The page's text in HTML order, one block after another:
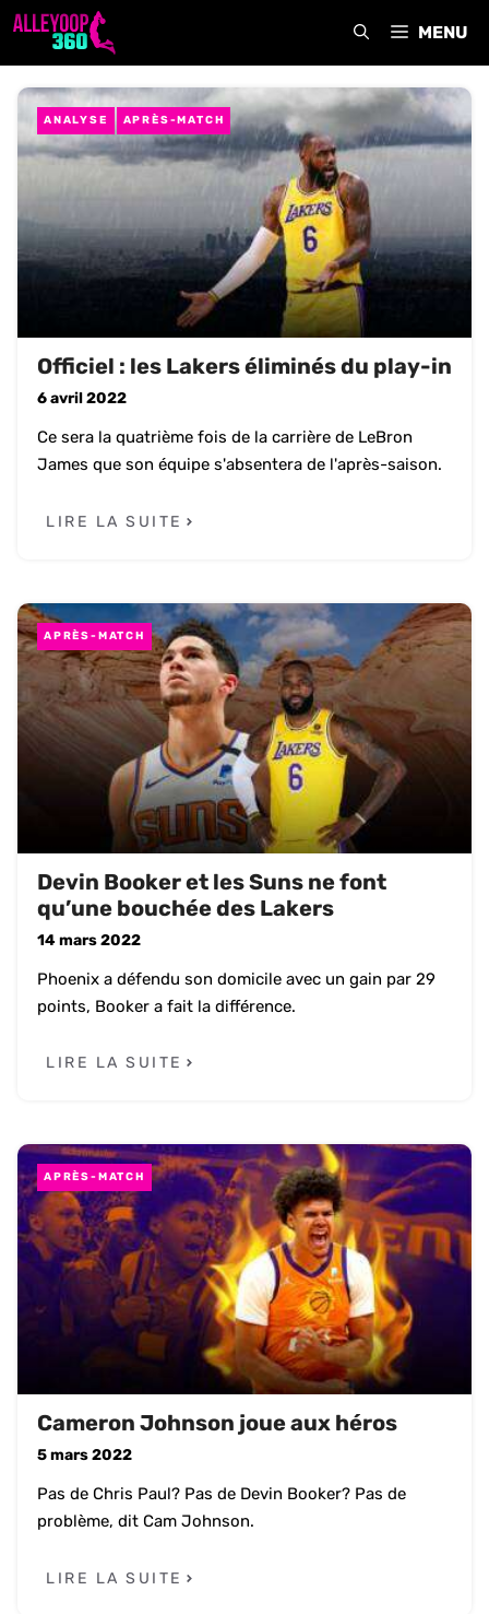
Aller
MENU
ANALYSE APRÈS-MATCH
Officiel : les Lakers éliminés du play-in
6 avril 2022
Ce sera la quatrième fois de la carrière de LeBron
James que son équipe s'absentera de l'après-saison.
LIRE LA SUITE
APRÈS-MATCH
Devin Booker et les Suns ne font
qu’une bouchée des Lakers
14 mars 2022
Phoenix a défendu son domicile avec un gain par 29
points, Booker a fait la différence.
LIRE LA SUITE
APRÈS-MATCH
Cameron Johnson joue aux héros
5 mars 2022
Pas de Chris Paul? Pas de Devin Booker? Pas de
problème, dit Cam Johnson.
LIRE LA SUITE